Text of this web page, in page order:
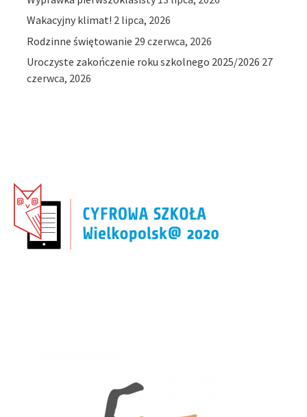
Wakacyjny klimat! 2 lipca, 2026
Rodzinne świętowanie 29 czerwca, 2026
Uroczyste zakończenie roku szkolnego 2025/2026 27
czerwca, 2026